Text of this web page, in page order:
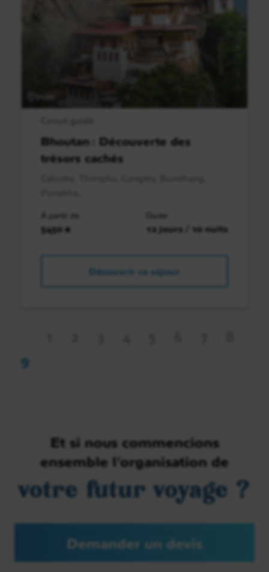
Bhoutan : Découverte des
trésors cachés
À partir de
5450 €
Durée
12 jours / 10 nuits
Découvrir ce séjour
9
Et si nous commencions
ensemble l’organisation de
votre futur voyage ?
Demander un devis